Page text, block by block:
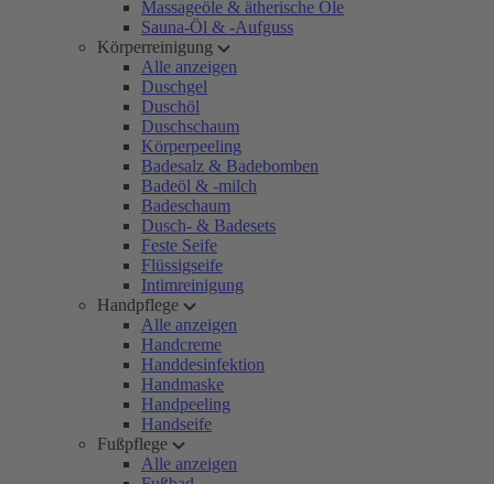
Massageöle & ätherische Öle
Sauna-Öl & -Aufguss
Körperreinigung
Alle anzeigen
Duschgel
Duschöl
Duschschaum
Körperpeeling
Badesalz & Badebomben
Badeöl & -milch
Badeschaum
Dusch- & Badesets
Feste Seife
Flüssigseife
Intimreinigung
Handpflege
Alle anzeigen
Handcreme
Handdesinfektion
Handmaske
Handpeeling
Handseife
Fußpflege
Alle anzeigen